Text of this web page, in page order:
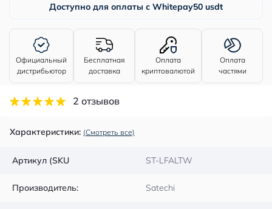
Доступно для оплаты с Whitepay50 usdt
Официальный
дистрибьютор
Бесплатная
доставка
Оплата
криптовалютой
Оплата
частями
2 отзывов
Характеристики: (Смотреть все)
Артикул (SKU ST-LFALTW
Производитель: Satechi